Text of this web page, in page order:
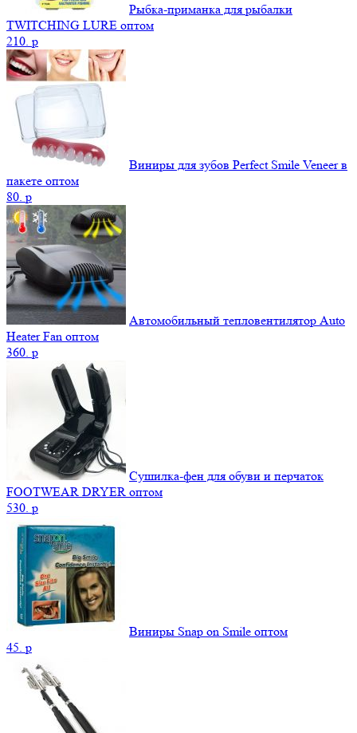
Рыбка-приманка для рыбалки
TWITCHING LURE оптом
210. p
Виниры для зубов Perfect Smile Veneer в
пакете оптом
80. p
Автомобильный тепловентилятор Auto
Heater Fan оптом
360. p
Сушилка-фен для обуви и перчаток
FOOTWEAR DRYER оптом
530. p
Виниры Snap on Smile оптом
45. p